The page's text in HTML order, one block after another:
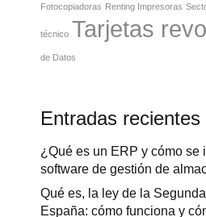
Fotocopiadoras Renting Impresoras
técnico Tarjetas
de Datos
Entradas recientes
¿Qué es un ERP y cómo se
software de gestión de
Qué es, la ley de la
España: cómo funciona y